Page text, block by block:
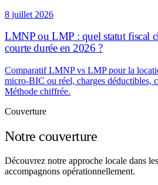
8 juillet 2026
LMNP ou LMP : quel statut fiscal
courte durée en 2026 ?
Comparatif LMNP vs LMP pour la
micro-BIC ou réel, charges déductibles,
Méthode chiffrée.
Couverture
Notre couverture
Découvrez notre approche locale dans
accompagnons opérationnellement.